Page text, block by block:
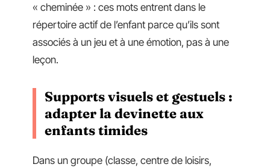
« cheminée » : ces mots entrent dans le
répertoire actif de l’enfant parce qu’ils sont
associés à un jeu et à une émotion, pas à une
leçon.
Supports visuels et gestuels :
adapter la devinette aux
enfants timides
Dans un groupe (classe, centre de loisirs,